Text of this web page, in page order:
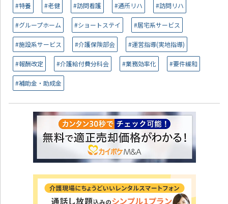
#特養 #老健 #訪問看護 #通所リハ #訪問リハ
#グループホーム #ショートステイ #居宅系サービス
#施設系サービス #介護保険部会 #運営指導(実地指導)
#報酬改定 #介護給付費分科会 #業務効率化 #要件緩和
#補助金・助成金